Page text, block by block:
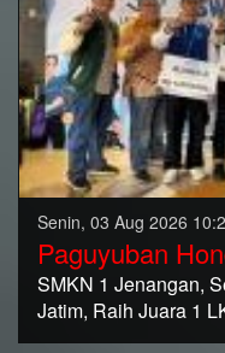
Senin, 03 Aug 2026
Paguyuban
SMKN 1 Jenangan,
Jatim, Raih Juara 1